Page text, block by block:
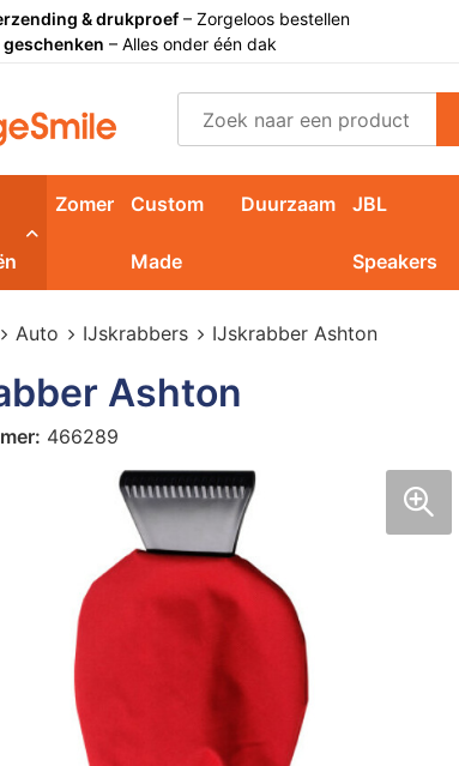
& drukproef– Zorgeloos bestellen
– Alles onder één dak
Zomer Custom
Made
Duurzaam JBL
Speakers
Auto IJskrabbers IJskrabber Ashton
Ashton
466289